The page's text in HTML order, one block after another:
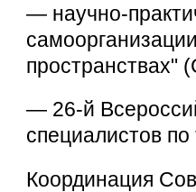
— научно-
пространствах"
— 26-й
специалистов
Координация